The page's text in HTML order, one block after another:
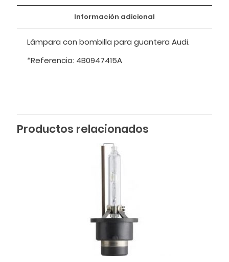
Información adicional
Lámpara con bombilla para guantera Audi.
*Referencia: 4B0947415A
Productos relacionados